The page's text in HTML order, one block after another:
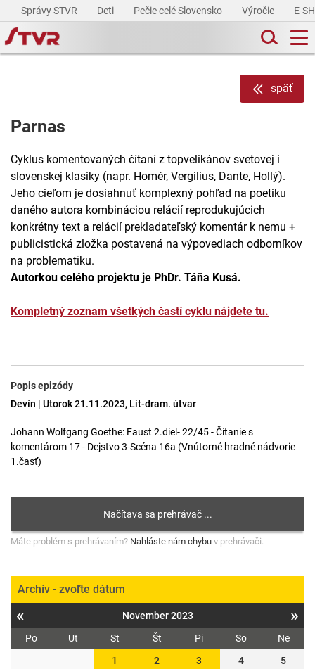
Správy STVR Deti Pečie celé Slovensko Výročie E-
späť
Parnas
Cyklus komentovaných čítaní z topvelikánov svetovej i
slovenskej klasiky (napr. Homér, Vergilius, Dante, Hollý).
Jeho cieľom je dosiahnuť komplexný pohľad na poetiku
daného autora kombináciou relácií reprodukujúcich
konkrétny text a relácií prekladateľský komentár k nemu +
publicistická zložka postavená na výpovediach odborníkov
na problematiku.
Autorkou celého projektu je PhDr. Táňa Kusá.
Kompletný zoznam všetkých častí cyklu nájdete tu.
Popis epizódy
Devín | Utorok 21.11.2023, Lit-dram. útvar
Johann Wolfgang Goethe: Faust 2.diel- 22/45 - Čítanie s
komentárom 17 - Dejstvo 3-Scéna 16a (Vnútorné hradné nádvorie
1.časť)
Máte problém s prehrávaním? Nahláste nám chybu v prehrávači.
Archív - zvoľte dátum
« November 2023 »
Po Ut St Št Pi So
Ne
1
2 3 4 5